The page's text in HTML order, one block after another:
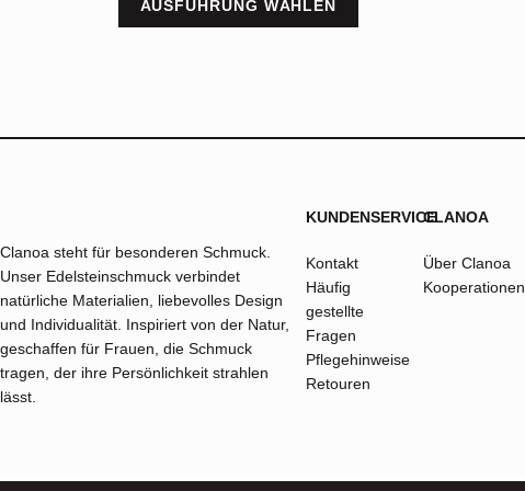
AUSFÜHRUNG WÄHLEN
Clanoa steht für besonderen Schmuck.
Unser Edelsteinschmuck verbindet
natürliche Materialien, liebevolles Design
und Individualität. Inspiriert von der Natur,
geschaffen für Frauen, die Schmuck
tragen, der ihre Persönlichkeit strahlen
lässt.
KUNDENSERVICE
Kontakt
Häufig
gestellte
Fragen
Pflegehinweise
Retouren
CLANOA
Über Clanoa
Kooperationen